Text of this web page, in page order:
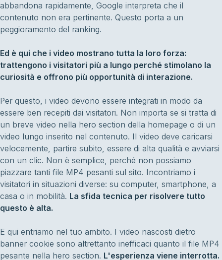
abbandona rapidamente, Google interpreta che il
contenuto non era pertinente. Questo porta a un
peggioramento del ranking.
Ed è qui che i video mostrano tutta la loro forza:
trattengono i visitatori più a lungo perché stimolano la
curiosità e offrono più opportunità di interazione.
Per questo, i video devono essere integrati in modo da
essere ben recepiti dai visitatori. Non importa se si tratta di
un breve video nella hero section della homepage o di un
video lungo inserito nel contenuto. Il video deve caricarsi
velocemente, partire subito, essere di alta qualità e avviarsi
con un clic. Non è semplice, perché non possiamo
piazzare tanti file MP4 pesanti sul sito. Incontriamo i
visitatori in situazioni diverse: su computer, smartphone, a
casa o in mobilità. La sfida tecnica per risolvere tutto
questo è alta.
E qui entriamo nel tuo ambito. I video nascosti dietro
banner cookie sono altrettanto inefficaci quanto il file MP4
pesante nella hero section. L'esperienza viene interrotta.